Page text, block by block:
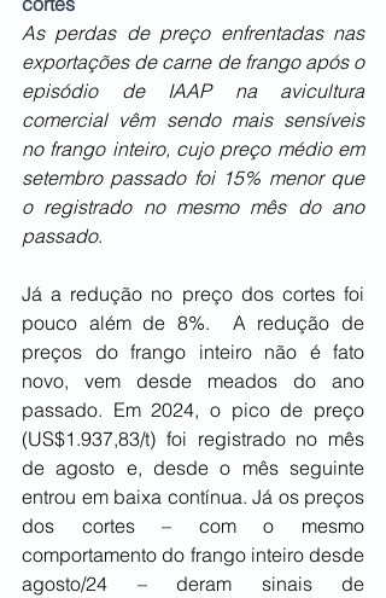
As perdas de preço enfrentadas nas
exportações de carne de frango após o
episódio de IAAP na avicultura
comercial vêm sendo mais sensíveis
no frango inteiro, cujo preço médio em
setembro passado foi 15% menor que
o registrado no mesmo mês do ano
passado.
Já a redução no preço dos cortes foi
pouco além de 8%.  A redução de
preços do frango inteiro não é fato
novo, vem desde meados do ano
passado. Em 2024, o pico de preço
(US$1.937,83/t) foi registrado no mês
de agosto e, desde o mês seguinte
entrou em baixa contínua. Já os preços
dos cortes – com o mesmo
comportamento do frango inteiro desde
agosto/24 – deram sinais de